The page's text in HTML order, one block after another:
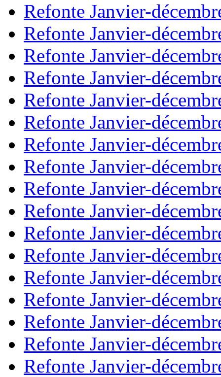
Refonte Janvier-
Refonte Janvier-
Refonte Janvier-
Refonte Janvier-
Refonte Janvier-
Refonte Janvier-
Refonte Janvier-
Refonte Janvier-
Refonte Janvier-
Refonte Janvier-
Refonte Janvier-
Refonte Janvier-
Refonte Janvier-
Refonte Janvier-
Refonte Janvier-
Refonte Janvier-
Refonte Janvier-